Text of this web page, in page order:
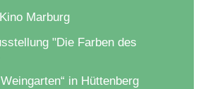
Marburg
"Die Farben des
in Hüttenberg